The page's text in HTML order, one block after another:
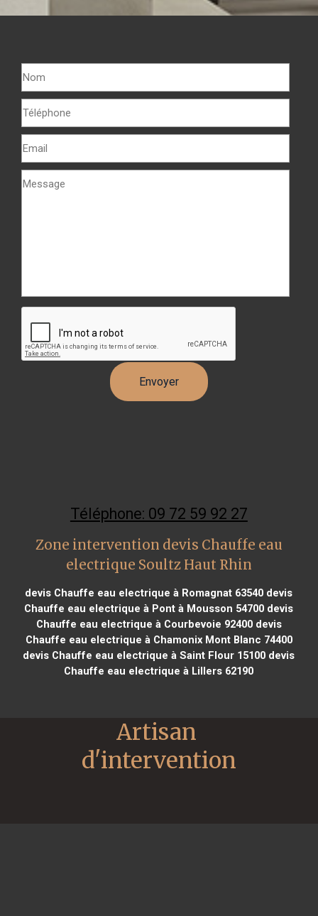
Téléphone: 09 72 59 92 27
Zone intervention devis Chauffe eau
electrique Soultz Haut Rhin
devis Chauffe eau electrique à Romagnat 63540 devis
Chauffe eau electrique à Pont à Mousson 54700 devis
Chauffe eau electrique à Courbevoie 92400devis
Chauffe eau electrique à Chamonix Mont Blanc 74400
devis Chauffe eau electrique à Saint Flour 15100 devis
Chauffe eau electrique à Lillers 62190
Artisan
d'intervention